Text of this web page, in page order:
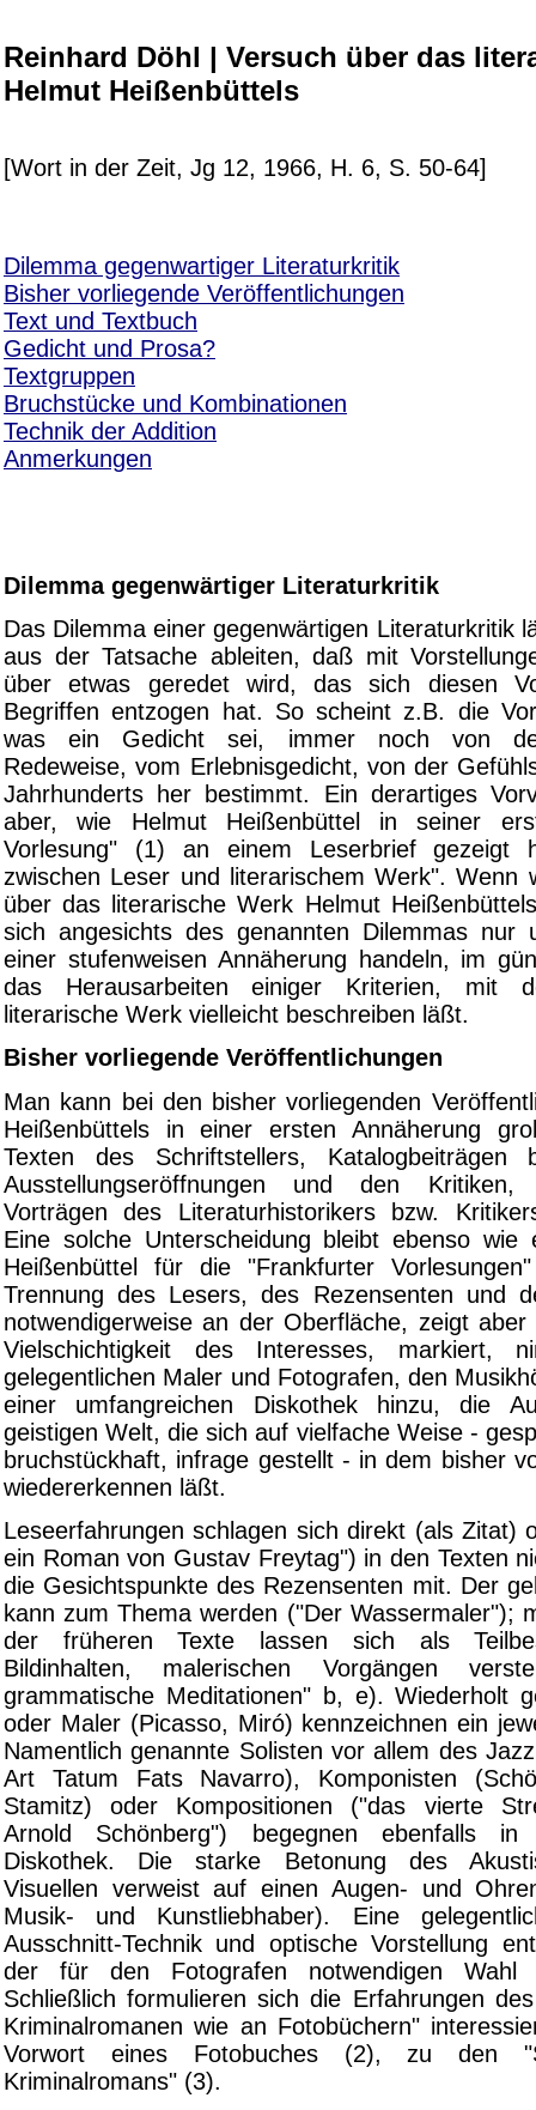
Reinhard Döhl | Versuch über das
Helmut Heißenbüttels
[Wort in der Zeit, Jg 12, 1966, H. 6, S. 50-64]
Dilemma gegenwartiger Literaturkritik
Bisher vorliegende Veröffentlichungen
Text und Textbuch
Gedicht und Prosa?
Textgruppen
Bruchstücke und Kombinationen
Technik der Addition
Anmerkungen
Dilemma gegenwärtiger Literaturkritik
Das Dilemma einer gegenwärtigen Literaturkritik
aus der Tatsache ableiten, daß mit
über etwas geredet wird, das sich diesen
Begriffen entzogen hat. So scheint z.B. die
was ein Gedicht sei, immer noch von
Redeweise, vom Erlebnisgedicht, von der
Jahrhunderts her bestimmt. Ein derartiges
aber, wie Helmut Heißenbüttel in seiner
Vorlesung" (1) an einem Leserbrief gezeigt
zwischen Leser und literarischem Werk". Wenn
über das literarische Werk Helmut
sich angesichts des genannten Dilemmas nur
einer stufenweisen Annäherung handeln, im
das Herausarbeiten einiger Kriterien, mit
literarische Werk vielleicht beschreiben läßt.
Bisher vorliegende Veröffentlichungen
Man kann bei den bisher vorliegenden
Heißenbüttels in einer ersten Annäherung
Texten des Schriftstellers, Katalogbeiträgen
Ausstellungseröffnungen und den
Vorträgen des Literaturhistorikers bzw.
Eine solche Unterscheidung bleibt ebenso wie
Heißenbüttel für die "Frankfurter
Trennung des Lesers, des Rezensenten und
notwendigerweise an der Oberfläche, zeigt
Vielschichtigkeit des Interesses, markiert,
gelegentlichen Maler und Fotografen, den
einer umfangreichen Diskothek hinzu, die
geistigen Welt, die sich auf vielfache Weise -
bruchstückhaft, infrage gestellt - in dem bisher
wiedererkennen läßt.
Leseerfahrungen schlagen sich direkt (als Zitat)
ein Roman von Gustav Freytag") in den Texten
die Gesichtspunkte des Rezensenten mit. Der
kann zum Thema werden ("Der Wassermaler");
der früheren Texte lassen sich als
Bildinhalten, malerischen Vorgängen
grammatische Meditationen" b, e). Wiederholt
oder Maler (Picasso, Miró) kennzeichnen ein
Namentlich genannte Solisten vor allem des
Art Tatum Fats Navarro), Komponisten
Stamitz) oder Kompositionen ("das vierte
Arnold Schönberg") begegnen ebenfalls in
Diskothek. Die starke Betonung des
Visuellen verweist auf einen Augen- und
Musik- und Kunstliebhaber). Eine
Ausschnitt-Technik und optische Vorstellung
der für den Fotografen notwendigen Wahl
Schließlich formulieren sich die Erfahrungen
Kriminalromanen wie an Fotobüchern"
Vorwort eines Fotobuches (2), zu den
Kriminalromans" (3).